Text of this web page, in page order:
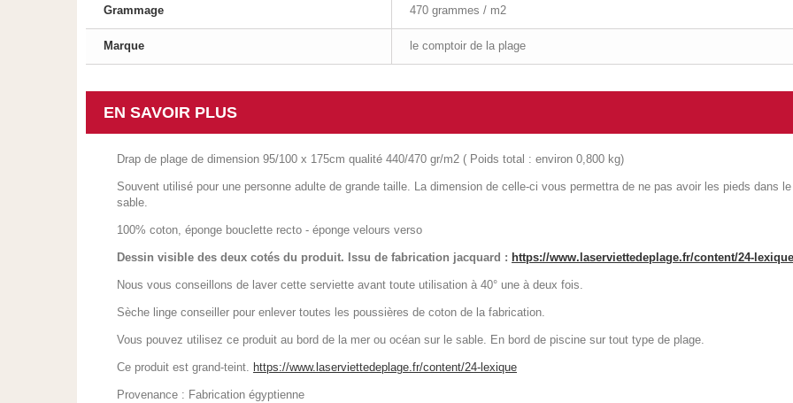
Grammage 470 grammes / m2
Marque le comptoir de la plage
EN SAVOIR PLUS
Drap de plage de dimension 95/100 x 175cm qualité 440/470 gr/m2 ( Poids total : environ 0,800 kg)
Souvent utilisé pour une personne adulte de grande taille. La dimension de celle-ci vous permettra de ne pas avoir les pieds dans le
sable.
100% coton, éponge bouclette recto - éponge velours verso
Dessin visible des deux cotés du produit. Issu de fabrication jacquard : https://www.laserviettedeplage.fr/content/24-lexique
Nous vous conseillons de laver cette serviette avant toute utilisation à 40° une à deux fois.
Sèche linge conseiller pour enlever toutes les poussières de coton de la fabrication.
Vous pouvez utilisez ce produit au bord de la mer ou océan sur le sable. En bord de piscine sur tout type de plage.
Ce produit est grand-teint. https://www.laserviettedeplage.fr/content/24-lexique
Provenance : Fabrication égyptienne